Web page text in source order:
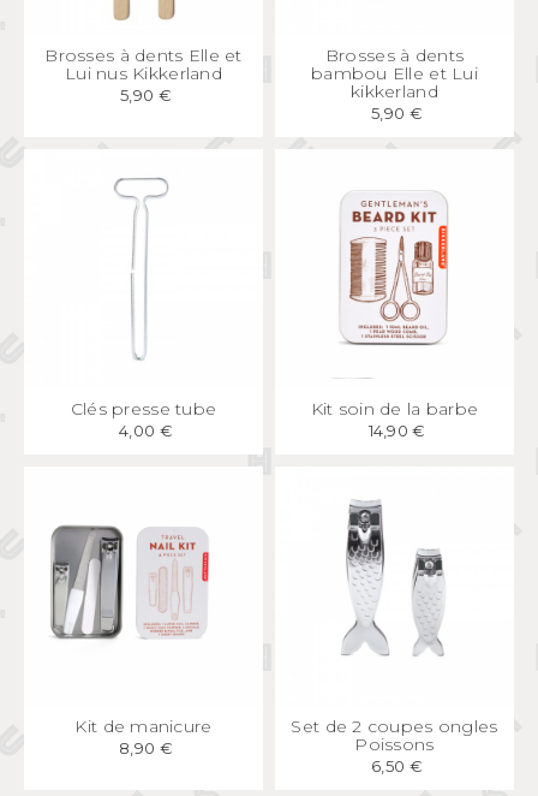
APERÇU RAPIDE
Brosses à dents Elle et
Lui nus Kikkerland
5,90 €
APERÇU RAPIDE
Brosses à dents
bambou Elle et Lui
kikkerland
5,90 €
APERÇU RAPIDE
Clés presse tube
4,00 €
APERÇU RAPIDE
Kit soin de la barbe
14,90 €
APERÇUKit de manicure
8,90 €
APERÇU RAPIDE
Set de 2 coupes ongles
Poissons
6,50 €